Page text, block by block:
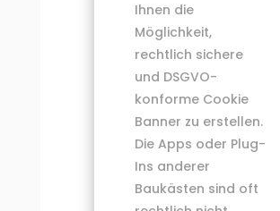
Ihnen die
Möglichkeit,
rechtlich sichere
und DSGVO-
konforme Cookie
Banner zu erstellen.
Die Apps oder Plug-
Ins anderer
Baukästen sind oft